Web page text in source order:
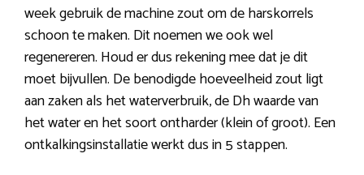
week gebruik de machine zout om de harskorrels
schoon te maken. Dit noemen we ook wel
regenereren. Houd er dus rekening mee dat je dit
moet bijvullen. De benodigde hoeveelheid zout ligt
aan zaken als het waterverbruik, de Dh waarde van
het water en het soort ontharder (klein of groot). Een
ontkalkingsinstallatie werkt dus in 5 stappen.